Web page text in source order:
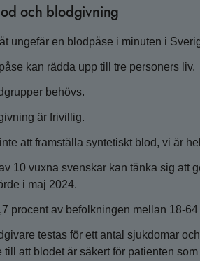
och blodgivning
ungefär en blodpåse i minuten i
kan rädda upp till tre personers liv.
behövs.
är frivillig.
att framställa syntetiskt blod, vi är
10 vuxna svenskar kan tänka sig
i maj 2024.
procent av befolkningen mellan 18-
testas för ett antal sjukdomar
till att blodet är säkert för patienten